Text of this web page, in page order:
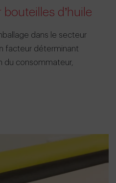
bouteilles d’huile
dans le secteur
facteur déterminant
du consommateur,